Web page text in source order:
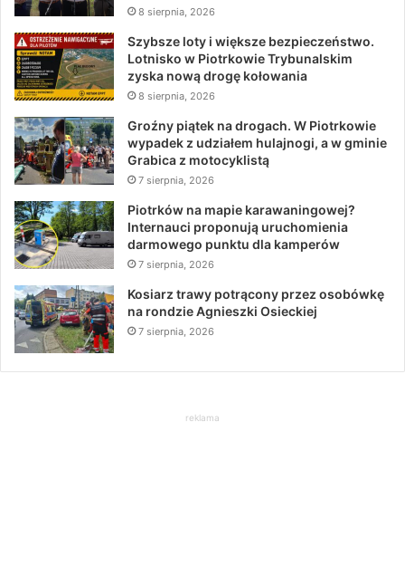
8 sierpnia, 2026
Szybsze loty i większe bezpieczeństwo.
Lotnisko w Piotrkowie Trybunalskim
zyska nową drogę kołowania
8 sierpnia, 2026
Groźny piątek na drogach. W Piotrkowie
wypadek z udziałem hulajnogi, a w gminie
Grabica z motocyklistą
7 sierpnia, 2026
Piotrków na mapie karawaningowej?
Internauci proponują uruchomienia
darmowego punktu dla kamperów
7 sierpnia, 2026
Kosiarz trawy potrącony przez osobówkę
na rondzie Agnieszki Osieckiej
7 sierpnia, 2026
reklama